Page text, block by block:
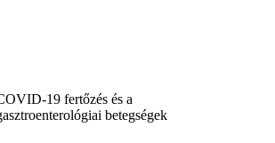
19 fertőzés és a
betegségek